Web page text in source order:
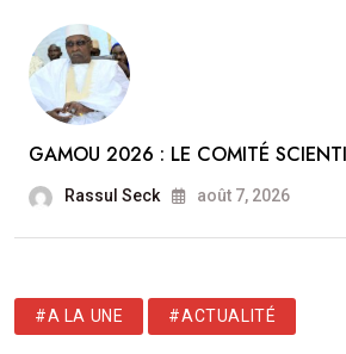
GAMOU 2026 : LE COMITÉ
Rassul Seck août 7, 2026
#A LA UNE #ACTUALITÉ